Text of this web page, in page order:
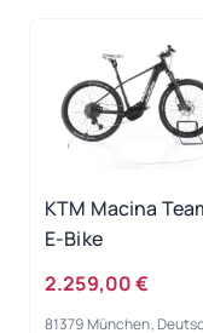
KTM Macina
E-Bike
2.259,00 €
81379 München,